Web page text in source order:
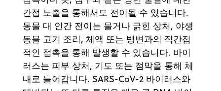
간접 노출을 통해서도 전이될 수 있습니다.
동물 대 인간 전이는 물거나 긁힌 상처, 야생
동물 고기 조리, 체액 또는 병변과의 직간접
적인 접촉을 통해 발생할 수 있습니다. 바이
러스는 피부 상처, 기도 또는 점막을 통해 체
내로 들어갑니다. SARS-CoV-2 바이러스와